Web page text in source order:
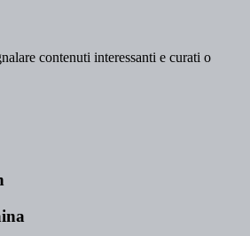
contenuti interessanti e curati o